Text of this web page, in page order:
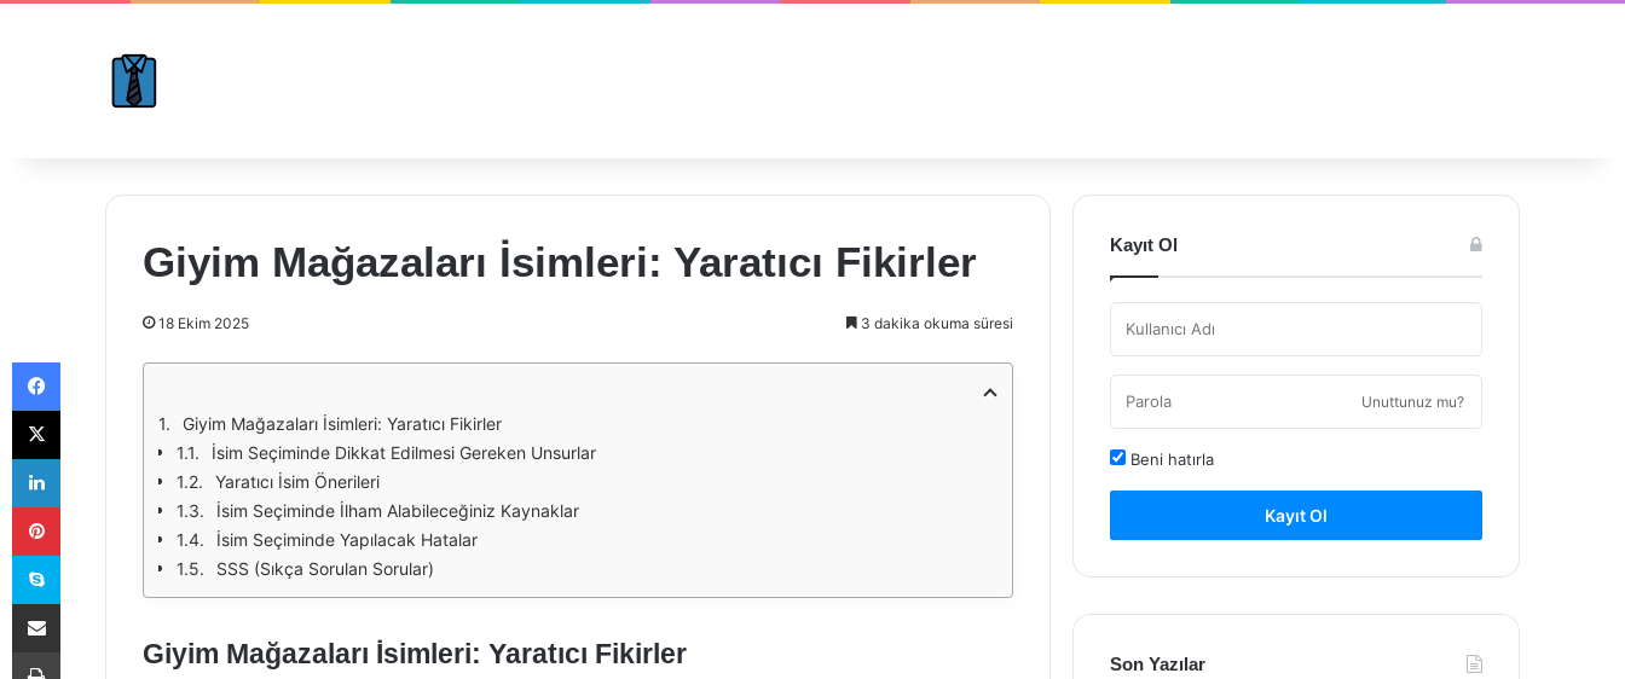
Giyim Mağazaları İsimleri: Yaratıcı Fikirler
18 Ekim 2025 3 dakika okuma süresi
Giyim Mağazaları İsimleri: Yaratıcı Fikirler
İsim Seçiminde Dikkat Edilmesi Gereken Unsurlar
Yaratıcı İsim Önerileri
İsim Seçiminde İlham Alabileceğiniz Kaynaklar
İsim Seçiminde Yapılacak Hatalar
SSS (Sıkça Sorulan Sorular)
Giyim Mağazaları İsimleri: Yaratıcı Fikirler
Kayıt Ol
Unuttunuz mu?
Beni hatırla
Kayıt Ol
Son Yazılar
Facebook
X
LinkedIn
Pinterest
Skype
E-Posta ile paylaş